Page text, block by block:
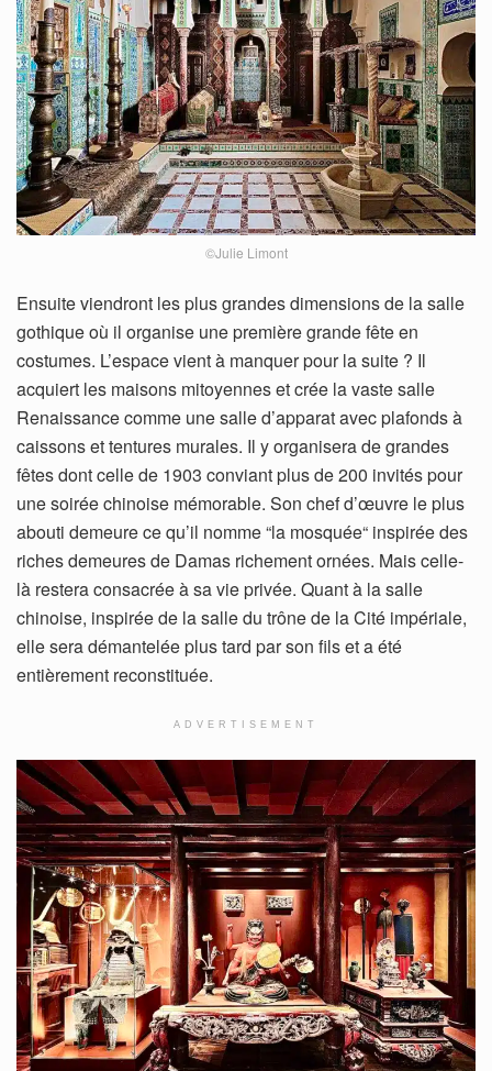
©Julie Limont
Ensuite viendront les plus grandes dimensions de la salle
gothique où il organise une première grande fête en
costumes. L’espace vient à manquer pour la suite ? Il
acquiert les maisons mitoyennes et crée la vaste salle
Renaissance comme une salle d’apparat avec plafonds à
caissons et tentures murales. Il y organisera de grandes
fêtes dont celle de 1903 conviant plus de 200 invités pour
une soirée chinoise mémorable. Son chef d’œuvre le plus
abouti demeure ce qu’il nomme “la mosquée“ inspirée des
riches demeures de Damas richement ornées. Mais celle-
là restera consacrée à sa vie privée. Quant à la salle
chinoise, inspirée de la salle du trône de la Cité impériale,
elle sera démantelée plus tard par son fils et a été
entièrement reconstituée.
ADVERTISEMENT